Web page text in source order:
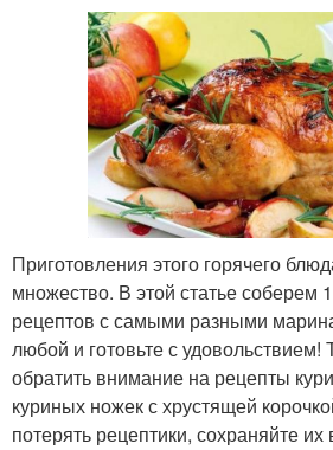
Приготовления этого горячего
множество. В этой статье соберем
рецептов с самыми разными
любой и готовьте с
обратить внимание на рецепты
куриных ножек с хрустящей
потерять рецептики, сохраняйте их